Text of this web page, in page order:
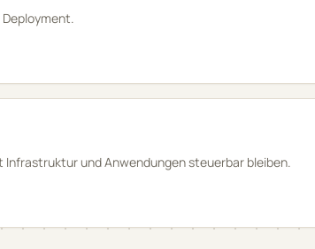
Deployment.
und Anwendungen steuerbar bleiben.